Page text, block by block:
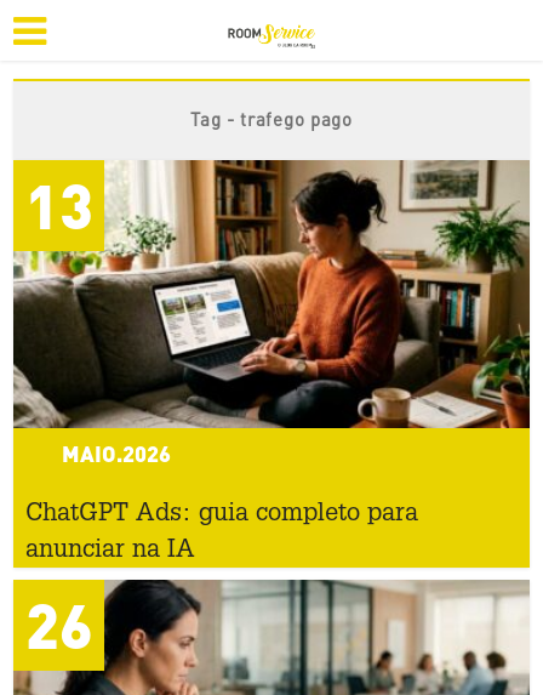
Tag - trafego pago
13
MAIO.2026
ChatGPT Ads: guia completo para
anunciar na IA
26